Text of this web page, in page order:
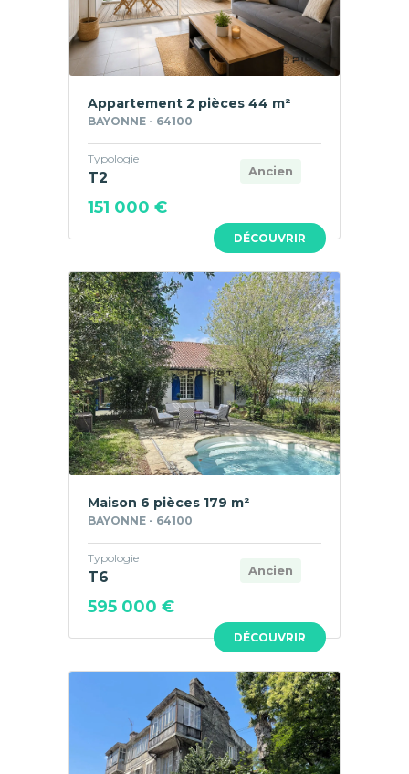
DÉCOUVRIR
Appartement 2 pièces 44 m²
BAYONNE - 64100
Ancien
Typologie
T2
151 000 €
DÉCOUVRIR
Maison 6 pièces 179 m²
BAYONNE - 64100
Ancien
Typologie
T6
595 000 €